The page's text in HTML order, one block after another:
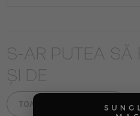
S-AR PUTEA SĂ
ȘI DE
TOATE PRODUSELE